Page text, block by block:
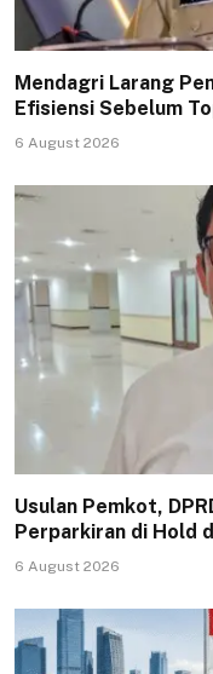
Mendagri Larang
Efisiensi Sebelum
6 August 2026
Usulan Pemkot,
Perparkiran di Hold
6 August 2026